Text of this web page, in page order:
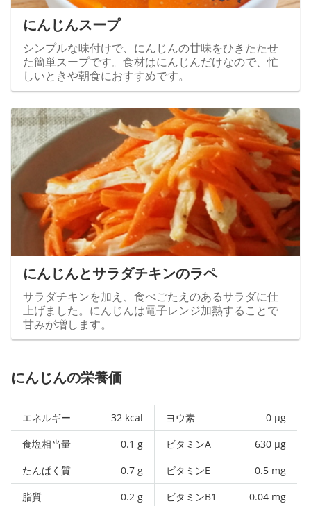
にんじんスープ
シンプルな味付けで、にんじんの甘味をひきたたせ
た簡単スープです。食材はにんじんだけなので、忙
しいときや朝食におすすめです。
にんじんとサラダチキンのラペ
サラダチキンを加え、食べごたえのあるサラダに仕
上げました。にんじんは電子レンジ加熱することで
甘みが増します。
にんじんの栄養価
エネルギー 32 kcal
食塩相当量
0.1 g
たんぱく質
0.7 g
脂質
0.2 g
ヨウ素 0 µg
ビタミンA
630 µg
ビタミンE
0.5 mg
ビタミンB1
0.04 mg